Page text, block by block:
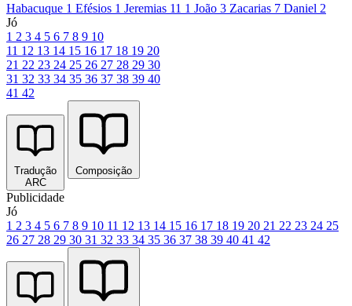
Habacuque 1 Efésios 1 Jeremias 11 1 João 3 Zacarias 7 Daniel 2
Jó
1 2 3 4 5 6 7 8 9 10
11 12 13 14 15 16 17 18 19 20
21 22 23 24 25 26 27 28 29 30
31 32 33 34 35 36 37 38 39 40
41 42
Tradução
ARC
Composição
Publicidade
Jó
1 2 3 4 5 6 7 8 9 10 11 12 13 14 15 16 17 18 19 20 21 22 23 24 25
26 27 28 29 30 31 32 33 34 35 36 37 38 39 40 41 42